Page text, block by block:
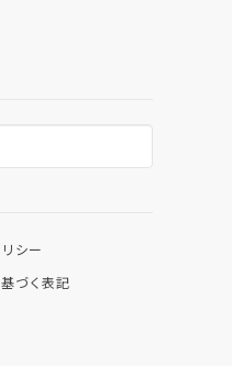
シー
づく表記